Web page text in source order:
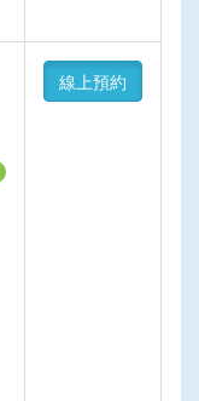
線上預約